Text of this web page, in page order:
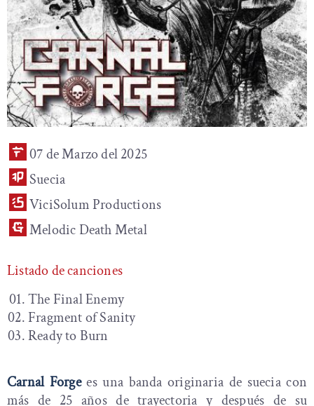
07 de Marzo del 2025
Suecia
ViciSolum Productions
Melodic Death Metal
Listado de canciones
The Final Enemy
Fragment of Sanity
Ready to Burn
Carnal Forgees una banda originaria de suecia con
más de 25 años de trayectoria y después de su